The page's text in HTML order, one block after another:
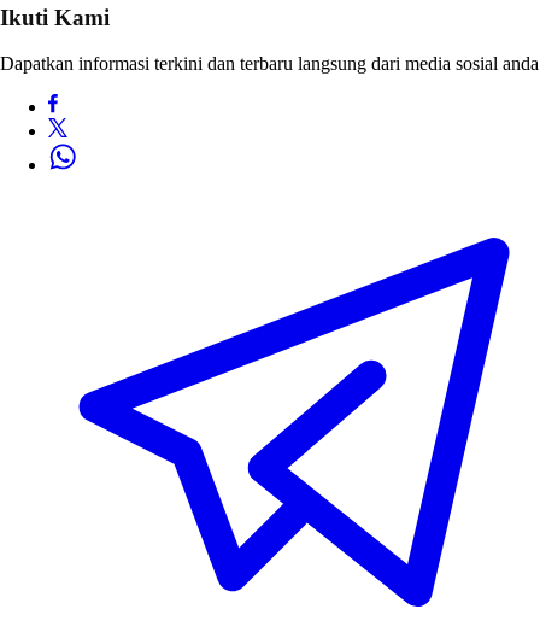
Ikuti Kami
Dapatkan informasi terkini dan terbaru langsung dari media sosial anda